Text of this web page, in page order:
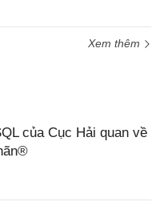
Xem thêm
của Cục Hải quan về